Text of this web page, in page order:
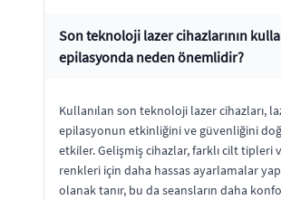
Son teknoloji lazer cihazlarının
epilasyonda neden önemlidir?
Kullanılan son teknoloji lazer cihazları,
epilasyonun etkinliğini ve güvenliğini
etkiler. Gelişmiş cihazlar, farklı cilt tipleri
renkleri için daha hassas ayarlamalar
olanak tanır, bu da seansların daha